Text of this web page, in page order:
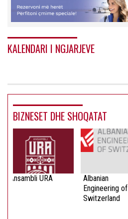
KALENDARI I NGJARJEVE
BIZNESET DHE SHOQATAT
Ansambli URA
Albanian
Engineering of
Switzerland